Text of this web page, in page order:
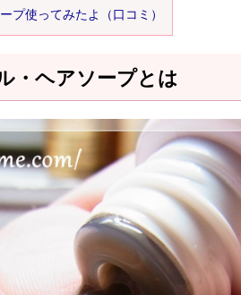
プ使ってみたよ（口コミ）
・ヘアソープとは